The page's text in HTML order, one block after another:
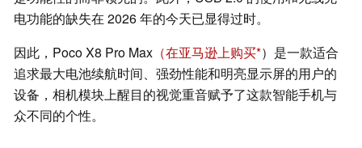
电功能的缺失在 2026 年的今天已显得过时。
因此，Poco X8 Pro Max （在亚马逊上购买 ）是一款适合
追求最大电池续航时间、强劲性能和明亮显示屏的用户的
设备，相机模块上醒目的视觉重音赋予了这款智能手机与
众不同的个性。